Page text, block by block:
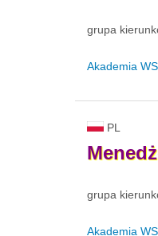
grupa
Akademia
PL
grupa
Akademia